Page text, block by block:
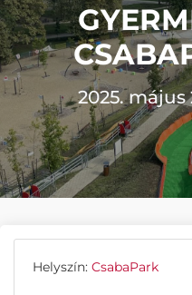
2025. május
Helyszín: CsabaPark